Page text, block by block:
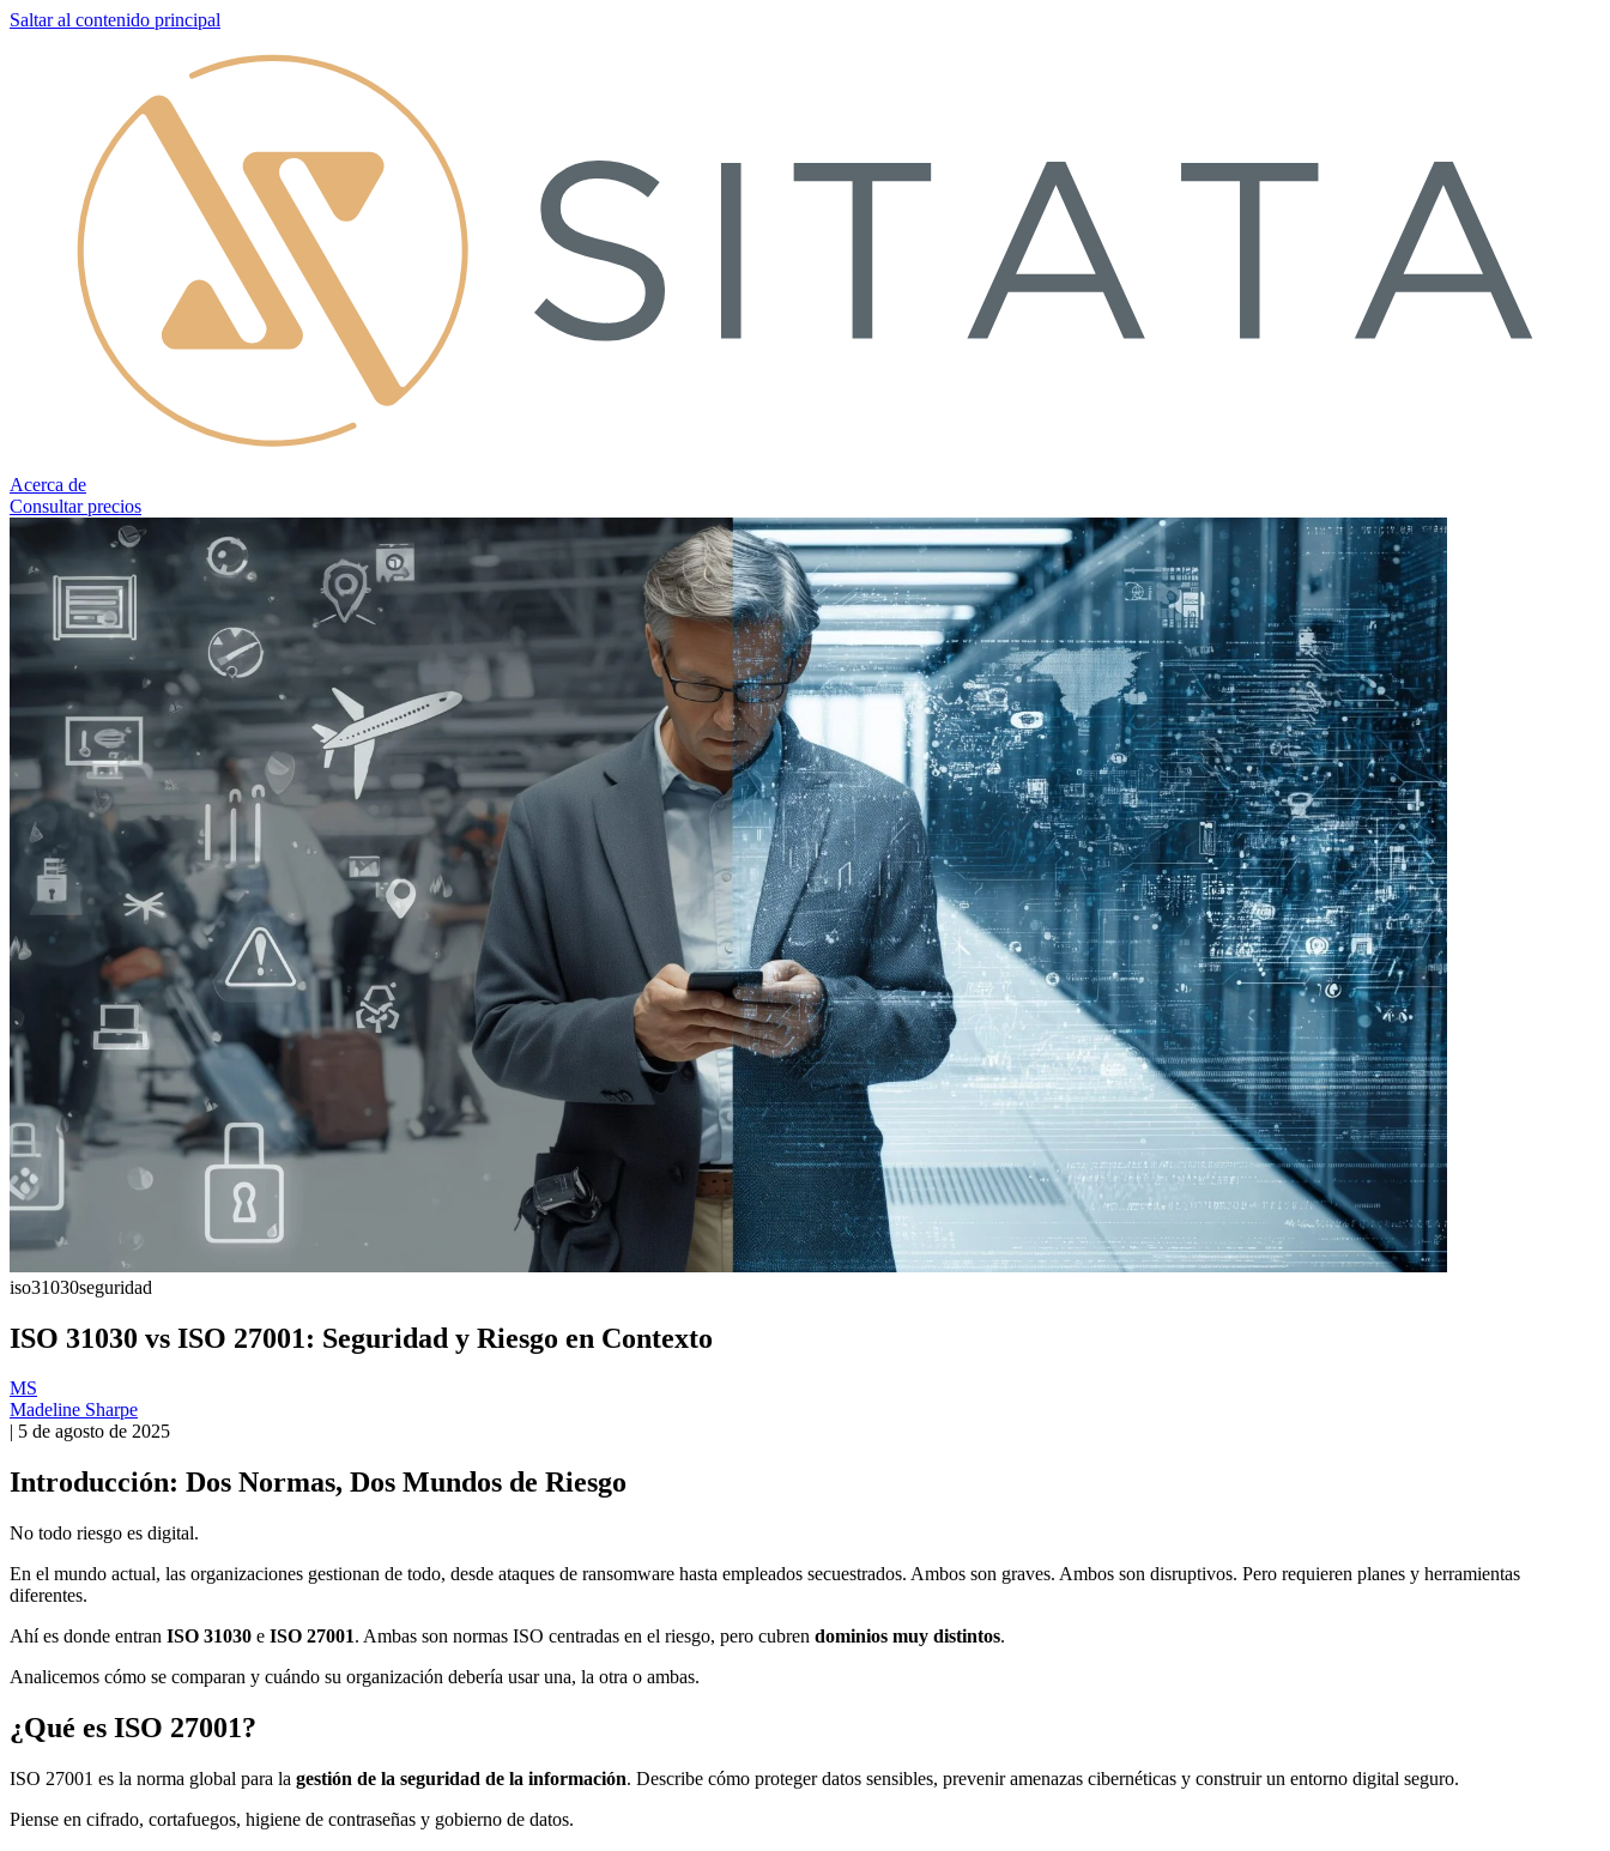
Saltar al contenido principal
Acerca de
Consultar precios
iso31030seguridad
ISO 31030 vs ISO 27001: Seguridad y Riesgo en Contexto
MS
Madeline Sharpe
| 5 de agosto de 2025
Introducción: Dos Normas, Dos Mundos de Riesgo
No todo riesgo es digital.
En el mundo actual, las organizaciones gestionan de todo, desde ataques de ransomware hasta empleados secuestrados. Ambos son graves. Ambos son disruptivos. Pero requieren planes y herramientas
diferentes.
Ahí es donde entran ISO 31030 e ISO 27001. Ambas son normas ISO centradas en el riesgo, pero cubren dominios muy distintos.
Analicemos cómo se comparan y cuándo su organización debería usar una, la otra o ambas.
¿Qué es ISO 27001?
ISO 27001 es la norma global para la gestión de la seguridad de la información. Describe cómo proteger datos sensibles, prevenir amenazas cibernéticas y construir un entorno digital seguro.
Piense en cifrado, cortafuegos, higiene de contraseñas y gobierno de datos.